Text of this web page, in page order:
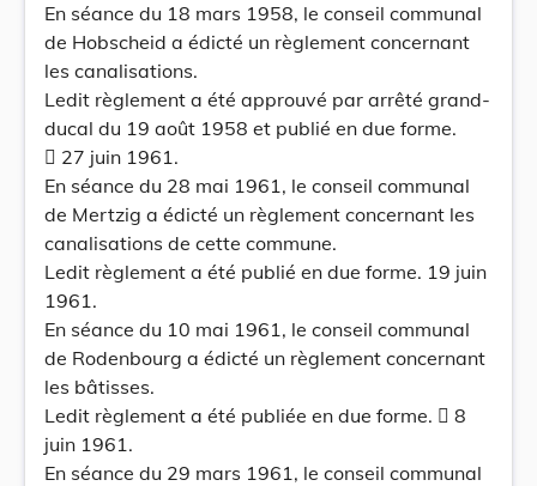
En séance du 18 mars 1958, le conseil communal
de Hobscheid a édicté un règlement concernant
les canalisations.
Ledit règlement a été approuvé par arrêté grand-
ducal du 19 août 1958 et publié en due forme.
 27 juin 1961.
En séance du 28 mai 1961, le conseil communal
de Mertzig a édicté un règlement concernant les
canalisations de cette commune.
Ledit règlement a été publié en due forme. 19 juin
1961.
En séance du 10 mai 1961, le conseil communal
de Rodenbourg a édicté un règlement concernant
les bâtisses.
Ledit règlement a été publiée en due forme.  8
juin 1961.
En séance du 29 mars 1961, le conseil communal